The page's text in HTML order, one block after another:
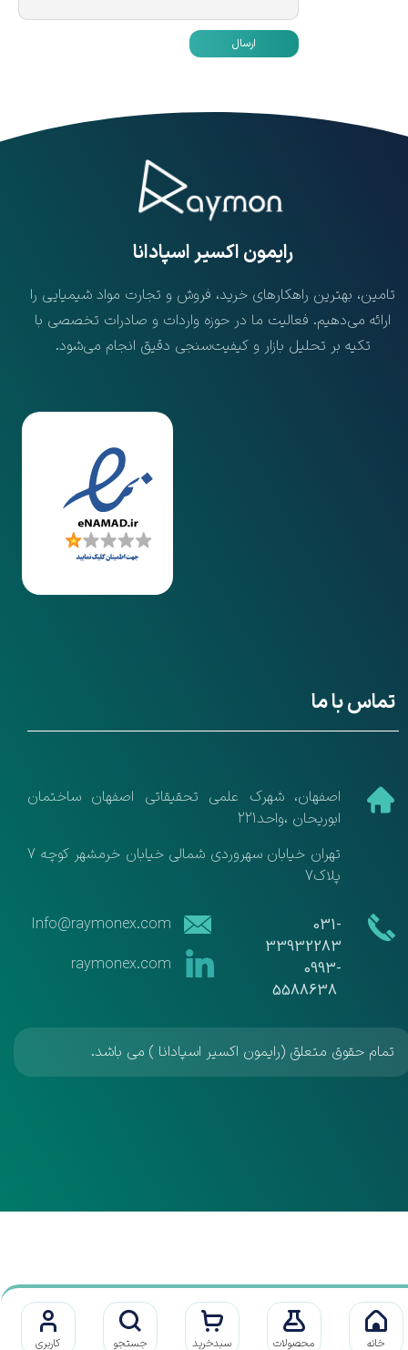
ارسال
تامین، بهترین راهکارهای خرید، فروش و تجارت مواد شیمیایی را
ارائه می‌دهیم. فعالیت ما در حوزه واردات و صادرات تخصصی با
تکیه بر تحلیل بازار و کیفیت‌سنجی دقیق انجام می‌شود.
​رایمون اکسیر اسپادانا
تماس با ما
raymonex.com
تهران خیابان سهروردی شمالی خیابان خرمشهر کوچه 7
پلاک7
​​031-
33932283
​​​​​​​0993-
5588638
​اصفهان، شهرک علمی تحقیقاتی اصفهان ساختمان
ابوریحان ،واحد221
​​Info@raymonex.com
تمام حقوق متعلق (رایمون اکسیر اسپادانا ) می باشد.
خانه جستجو کاربری سبدخرید محصولات